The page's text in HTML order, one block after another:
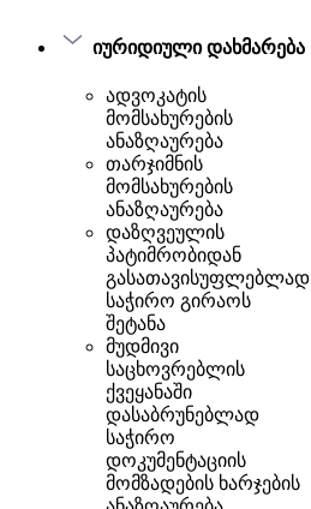
იურიდიული დახმარება
ადვოკატის
მომსახურების
ანაზღაურება
თარჯიმნის
მომსახურების
ანაზღაურება
დაზღვეულის
პატიმრობიდან
გასათავისუფლებლად
საჭირო გირაოს
შეტანა
მუდმივი
საცხოვრებლის
ქვეყანაში
დასაბრუნებლად
საჭირო
დოკუმენტაციის
მომზადების ხარჯების